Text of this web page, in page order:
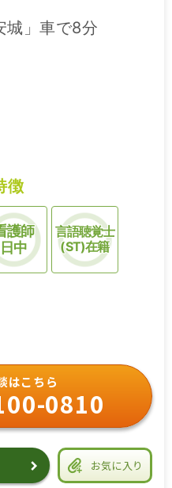
城」車で8分
徴
護師
日中
言語聴覚士
(ST)在籍
お気に入り
はこちら
0810